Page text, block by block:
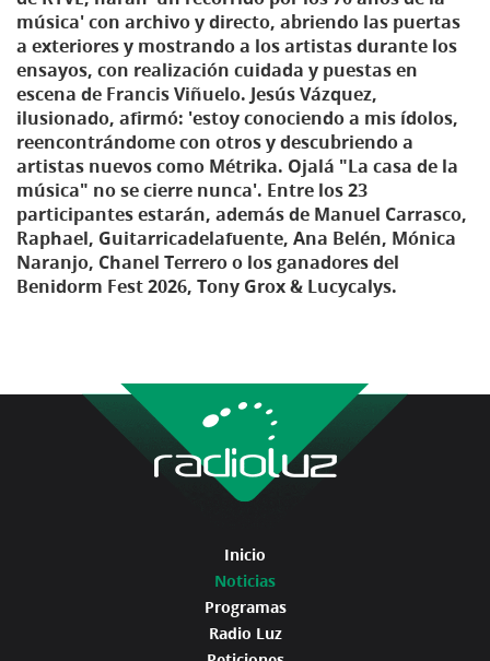
música' con archivo y directo, abriendo las puertas
a exteriores y mostrando a los artistas durante los
ensayos, con realización cuidada y puestas en
escena de Francis Viñuelo. Jesús Vázquez,
ilusionado, afirmó: 'estoy conociendo a mis ídolos,
reencontrándome con otros y descubriendo a
artistas nuevos como Métrika. Ojalá "La casa de la
música" no se cierre nunca'. Entre los 23
participantes estarán, además de Manuel Carrasco,
Raphael, Guitarricadelafuente, Ana Belén, Mónica
Naranjo, Chanel Terrero o los ganadores del
Benidorm Fest 2026, Tony Grox & Lucycalys.
Inicio
Noticias
Programas
Radio Luz